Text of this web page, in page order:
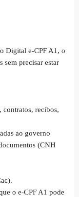
Digital e-CPF A1, o
sem precisar estar
contratos, recibos,
ao governo
(CNH
o e-CPF A1 pode